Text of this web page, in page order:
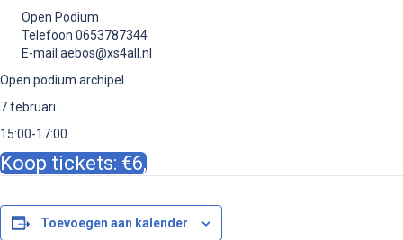
Open Podium
Telefoon 0653787344
E-mail aebos@xs4all.nl
Open podium archipel
7 februari
15:00-17:00
Koop tickets: €6,
Toevoegen aan kalender